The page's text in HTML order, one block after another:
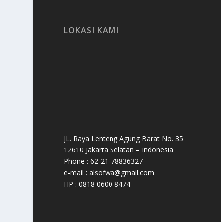
LOKASI KAMI
JL. Raya Lenteng Agung Barat No. 35
12610 Jakarta Selatan – Indonesia
Phone : 62-21-78836327
e-mail : alsofwa@gmail.com
HP : 0818 0600 8474